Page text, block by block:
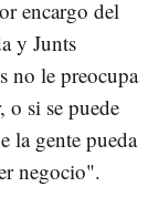
encargo del
y Junts
no le preocupa
o si se puede
la gente pueda
negocio".